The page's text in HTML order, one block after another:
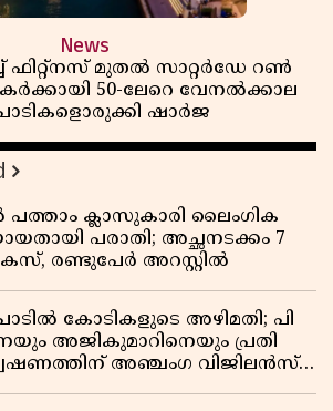
News
ഫിറ്റ്നസ് മുതൽ സാറ്റർഡേ റൺ
50-ലേറെ വേനൽക്കാല
ഷാർജ
പത്താം ക്ലാസുകാരി ലൈംഗിക
പരാതി; അച്ഛനടക്കം 7
രണ്ടുപേർ അറസ്റ്റിൽ
കോടികളുടെ അഴിമതി; പി
അജികുമാറിനെയും പ്രതി
അഞ്ചംഗ വിജിലൻസ്